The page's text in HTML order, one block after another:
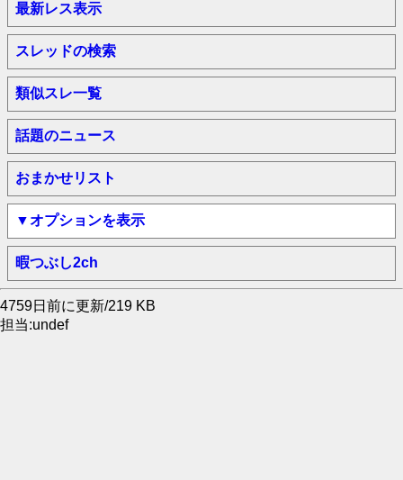
最新レス表示
スレッドの検索
類似スレ一覧
話題のニュース
おまかせリスト
▼オプションを表示
暇つぶし2ch
4759日前に更新/219 KB
担当:undef